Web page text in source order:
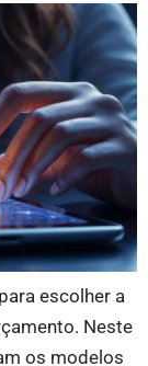
escolher a
Neste
os modelos